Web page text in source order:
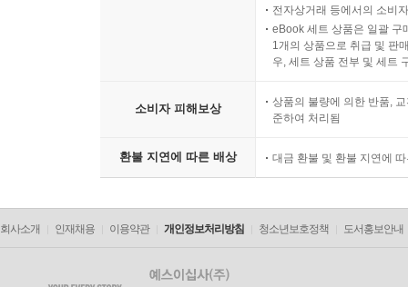
전자상거래 등에서의 소비
eBook 세트 상품은 일괄 구
1개의 상품으로 취급 및 판
우, 세트 상품 전부 및 세트
소비자 피해보상
상품의 불량에 의한 반품,
준하여 처리됨
환불 지연에 따른 배상 대금 환불 및 환불 지연에
회사소개 인재채용 이용약관 개인정보처리방침 청소년보호정책 도서홍보안내